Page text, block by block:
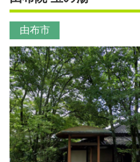
由布市